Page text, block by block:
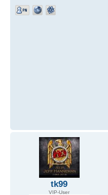
tk99
VIP-User